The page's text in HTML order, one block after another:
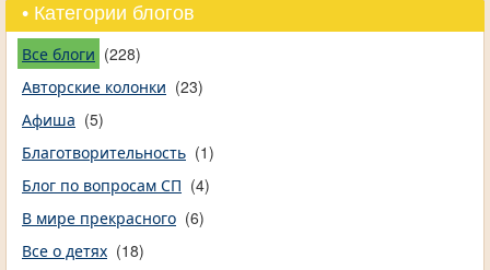
• Категории блогов
Все блоги (228)
Авторские колонки (23)
Афиша (5)
Благотворительность (1)
Блог по вопросам СП (4)
В мире прекрасного (6)
Все о детях (18)